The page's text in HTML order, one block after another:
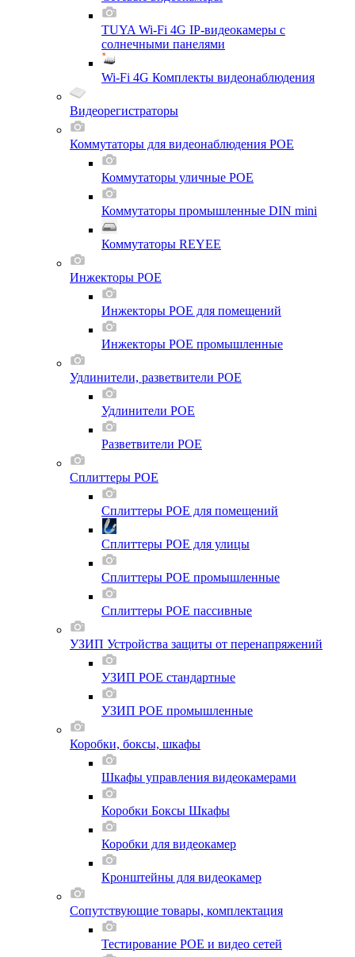
TUYA Wi-Fi 4G IP-видеокамеры с
солнечными панелями
Wi-Fi 4G Комплекты видеонаблюдения
Видеорегистраторы
Коммутаторы для видеонаблюдения POE
Коммутаторы уличные POE
Коммутаторы промышленные DIN mini
Коммутаторы REYEE
Инжекторы POE
Инжекторы POE для помещений
Инжекторы POE промышленные
Удлинители, разветвители POE
Удлинители POE
Разветвители POE
Сплиттеры POE
Сплиттеры POE для помещений
Сплиттеры POE для улицы
Сплиттеры POE промышленные
Сплиттеры POE пассивные
УЗИП Устройства защиты от перенапряжений
УЗИП POE стандартные
УЗИП POE промышленные
Коробки, боксы, шкафы
Шкафы управления видеокамерами
Коробки Боксы Шкафы
Коробки для видеокамер
Кронштейны для видеокамер
Сопутствующие товары, комплектация
Тестирование POE и видео сетей